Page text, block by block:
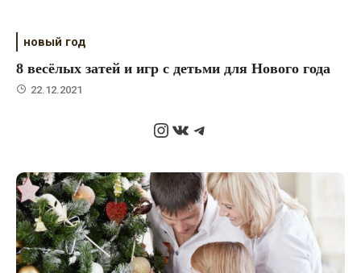
новый год
8 весёлых затей и игр с детьми для Нового года
22.12.2021
Instagram
ВКонтакте
Telegram